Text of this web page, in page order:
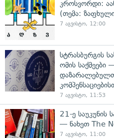
კროსვორდი:
(თემა:
7 აგვისტო, 12:00
სტრასბურგის
ომის
7 აგვისტო, 11:53
21-ე საუკუნის
— ნახეთ The
7 აგვისტო, 11:00